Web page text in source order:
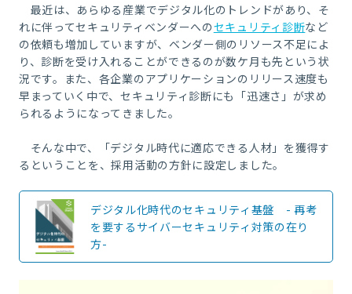
最近は、あらゆる産業でデジタル化のトレンドがあり、そ
れに伴ってセキュリティベンダーへのセキュリティ診断など
の依頼も増加していますが、ベンダー側のリソース不足によ
り、診断を受け入れることができるのが数ケ月も先という状
況です。また、各企業のアプリケーションのリリース速度も
早まっていく中で、セキュリティ診断にも「迅速さ」が求め
られるようになってきました。
そんな中で、「デジタル時代に適応できる人材」を獲得す
るということを、採用活動の方針に設定しました。
デジタル化時代のセキュリティ基盤 - 再考
を要するサイバーセキュリティ対策の在り
方-